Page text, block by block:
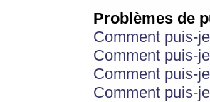
Problèmes de
Comment puis-
Comment puis-
Comment puis-
Comment puis-